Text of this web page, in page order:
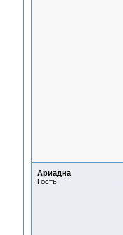
Ариадна
Гость